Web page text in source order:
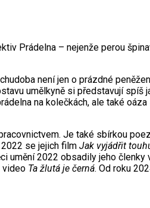
Prádelna – nejenže perou
není jen o prázdné
umělkyně si představují spíš
na kolečkách, ale také
Je také sbírkou
se jejich film Jak vyjádřit
umění 2022 obsadily jeho členky
video Ta žlutá je černá. Od roku